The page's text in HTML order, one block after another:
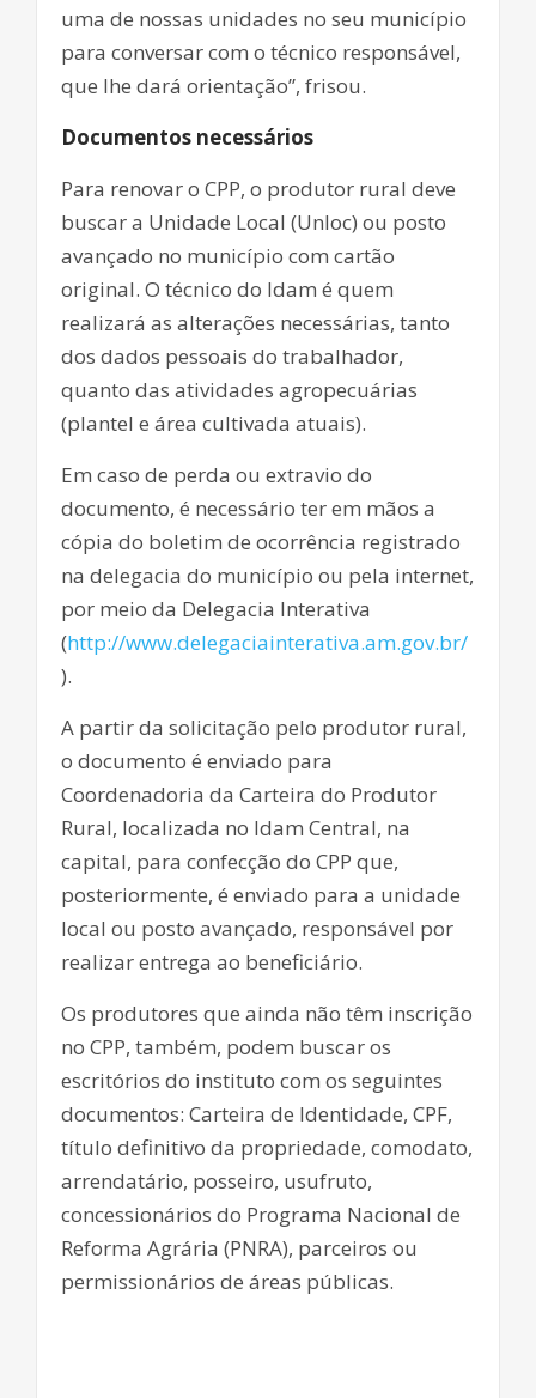
uma de nossas unidades no seu município
para conversar com o técnico responsável,
que lhe dará orientação”, frisou.
Documentos necessários
Para renovar o CPP, o produtor rural deve
buscar a Unidade Local (Unloc) ou posto
avançado no município com cartão
original. O técnico do Idam é quem
realizará as alterações necessárias, tanto
dos dados pessoais do trabalhador,
quanto das atividades agropecuárias
(plantel e área cultivada atuais).
Em caso de perda ou extravio do
documento, é necessário ter em mãos a
cópia do boletim de ocorrência registrado
na delegacia do município ou pela internet,
por meio da Delegacia Interativa
(http://www.delegaciainterativa.am.gov.br/
).
A partir da solicitação pelo produtor rural,
o documento é enviado para
Coordenadoria da Carteira do Produtor
Rural, localizada no Idam Central, na
capital, para confecção do CPP que,
posteriormente, é enviado para a unidade
local ou posto avançado, responsável por
realizar entrega ao beneficiário.
Os produtores que ainda não têm inscrição
no CPP, também, podem buscar os
escritórios do instituto com os seguintes
documentos: Carteira de Identidade, CPF,
título definitivo da propriedade, comodato,
arrendatário, posseiro, usufruto,
concessionários do Programa Nacional de
Reforma Agrária (PNRA), parceiros ou
permissionários de áreas públicas.